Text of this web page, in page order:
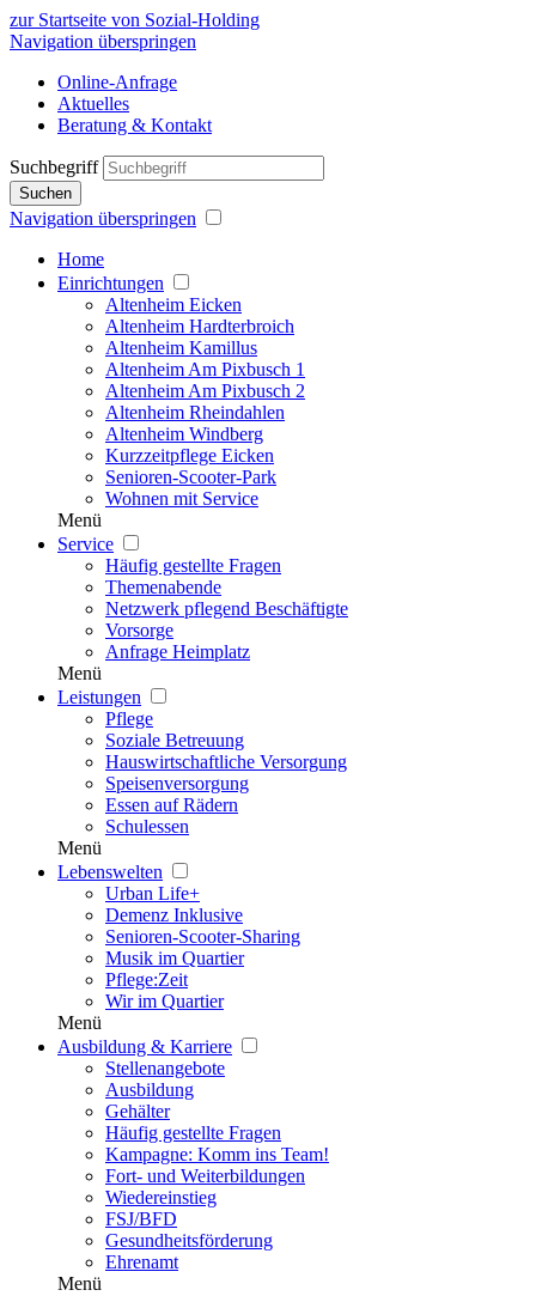
zur Startseite von Sozial-Holding
Navigation überspringen
Online-Anfrage
Aktuelles
Beratung & Kontakt
Suchbegriff
Suchen
Navigation überspringen
Home
Einrichtungen
Altenheim Eicken
Altenheim Hardterbroich
Altenheim Kamillus
Altenheim Am Pixbusch 1
Altenheim Am Pixbusch 2
Altenheim Rheindahlen
Altenheim Windberg
Kurzzeitpflege Eicken
Senioren-Scooter-Park
Wohnen mit Service
Menü
Service
Häufig gestellte Fragen
Themenabende
Netzwerk pflegend Beschäftigte
Vorsorge
Anfrage Heimplatz
Menü
Leistungen
Pflege
Soziale Betreuung
Hauswirtschaftliche Versorgung
Speisenversorgung
Essen auf Rädern
Schulessen
Menü
Lebenswelten
Urban Life+
Demenz Inklusive
Senioren-Scooter-Sharing
Musik im Quartier
Pflege:Zeit
Wir im Quartier
Menü
Ausbildung & Karriere
Stellenangebote
Ausbildung
Gehälter
Häufig gestellte Fragen
Kampagne: Komm ins Team!
Fort- und Weiterbildungen
Wiedereinstieg
FSJ/BFD
Gesundheitsförderung
Ehrenamt
Menü